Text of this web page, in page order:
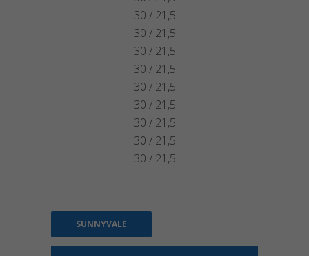
30 / 21,5
30 / 21,5
30 / 21,5
30 / 21,5
30 / 21,5
30 / 21,5
30 / 21,5
30 / 21,5
30 / 21,5
SUNNYVALE